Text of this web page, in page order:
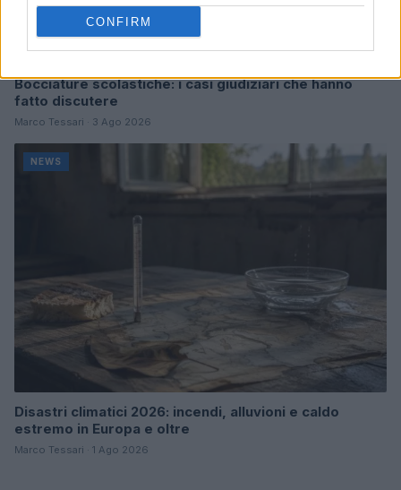
CONFIRM
Bocciature scolastiche: i casi giudiziari che hanno
fatto discutere
Marco Tessari · 3 Ago 2026
NEWS
Disastri climatici 2026: incendi, alluvioni e caldo
estremo in Europa e oltre
Marco Tessari · 1 Ago 2026